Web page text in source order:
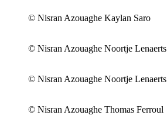
© Nisran Azouaghe Kaylan Saro
© Nisran Azouaghe Noortje Lenaerts
© Nisran Azouaghe Noortje Lenaerts
© Nisran Azouaghe Thomas Ferroul